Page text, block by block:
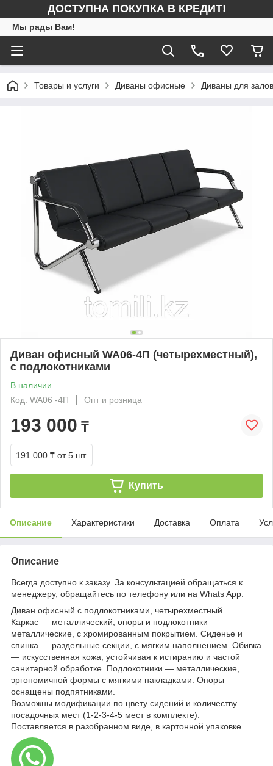
ДОСТУПНА ПОКУПКА В КРЕДИТ!
Мы рады Вам!
Товары и услуги Диваны офисные Диваны для
Диван офисный WA06-4П (четырехместный),
с подлокотниками
В наличии
Код: WA06 -4П
Опт и розница
193 000 ₸
191 000 ₸ от 5 шт.
Купить
Описание Характеристики Доставка Оплата
Описание
Всегда доступно к заказу. За консультацией обращаться к
менеджеру, обращайтесь по телефону или на Whats App.
Диван офисный с подлокотниками, четырехместный.
Каркас — металлический, опоры и подлокотники —
металлические, с хромированным покрытием. Сиденье и
спинка — раздельные секции, с мягким наполнением. Обивка
— искусственная кожа, устойчивая к истиранию и частой
санитарной обработке. Подлокотники — металлические,
эргономичной формы с мягкими накладками. Опоры
оснащены подпятниками.
Возможны модификации по цвету сидений и количеству
посадочных мест (1-2-3-4-5 мест в комплекте).
Поставляется в разобранном виде, в картонной упаковке.